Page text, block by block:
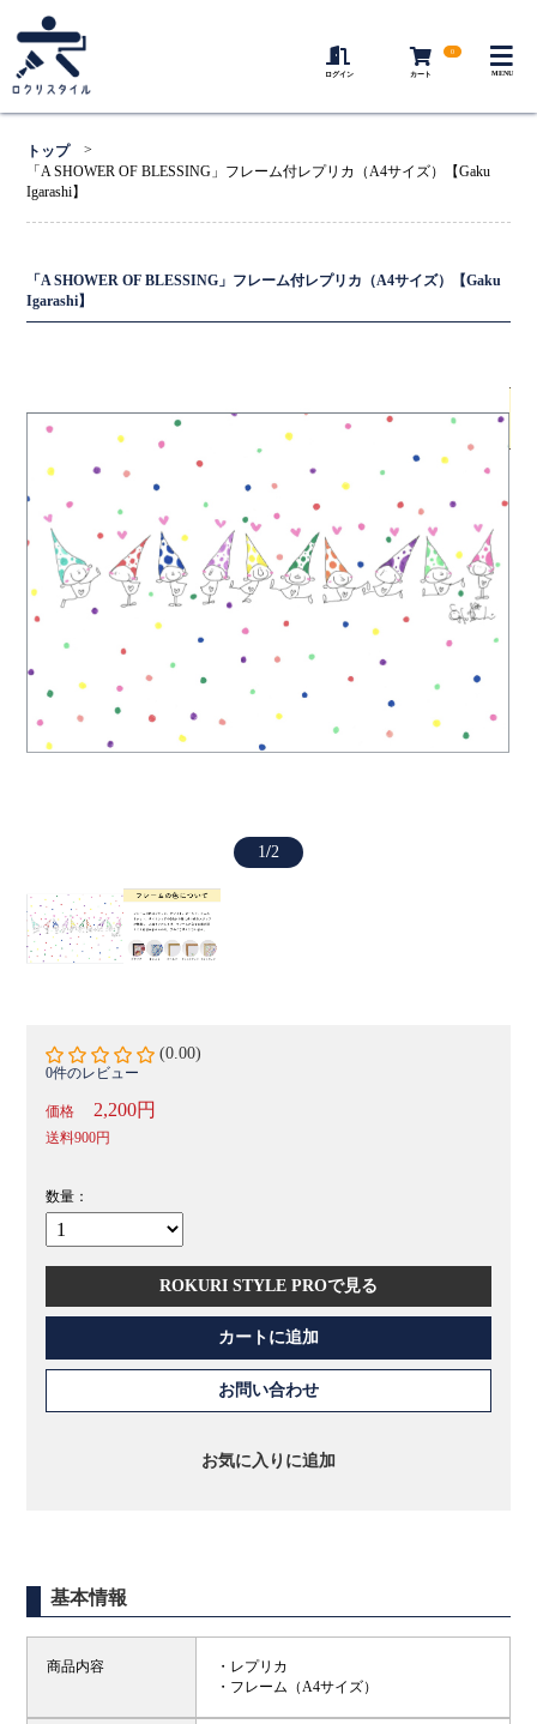
ログイン カート
0
MENU
トップ
>
「A SHOWER OF BLESSING」フレーム付レプリカ（A4サイズ）【Gaku
Igarashi】
「A SHOWER OF BLESSING」フレーム付レプリカ（A4サイズ）【Gaku
Igarashi】
1/2
(0.00)
0件のレビュー
価格 2,200円
送料900円
数量：
ROKURI STYLE PROで見る
カートに追加
お問い合わせ
お気に入りに追加
基本情報
商品内容
・レプリカ
・フレーム（A4サイズ）